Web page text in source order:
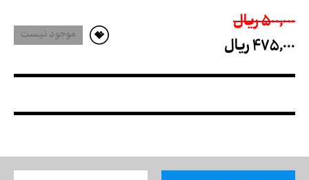
500,000 ريال
475,000 ريال
موجود نیست